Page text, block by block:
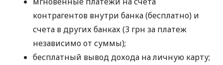
контрагентов внутри банка (бесплатно) и
счета в других банках (3 грн за платеж
независимо от суммы);
бесплатный вывод дохода на личную карту;